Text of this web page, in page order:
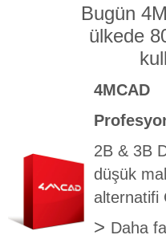
Bugün
ülkede
4MCAD
2B & 3B
düşük
alternatifi
> Daha